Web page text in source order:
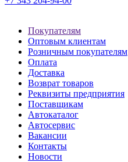
Покупателям
Оптовым клиентам
Розничным покупателям
Оплата
Доставка
Возврат товаров
Реквизиты предприятия
Поставщикам
Автокаталог
Автосервис
Вакансии
Контакты
Новости